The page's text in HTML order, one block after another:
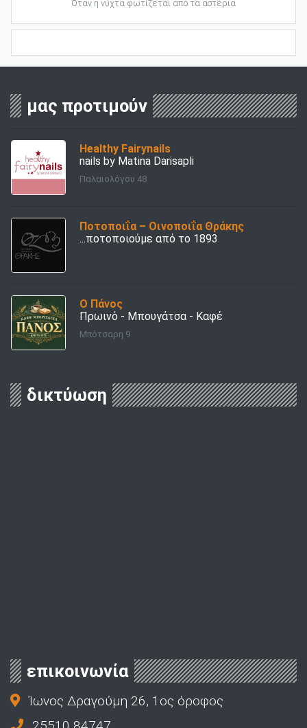
Όταν η νύχτα φωτίζεται από τα αστέρια
μας προτιμούν
Healthy Fairynails
nails by Matina Darisapli
Παλαιολόγου 48
Ποτοποιΐα – Οινοποιΐα Θράκης
...ποτοποιούμε από το 1893
Ο Πάνος
Πρωινό - Μπουγάτσα - Καφέ
Μπότσαρη 9
δικτύωση
επικοινωνία
Ίωνος Δραγούμη 26, 1ος όροφος